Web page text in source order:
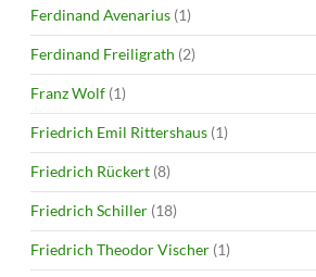
Ferdinand Avenarius (1)
Ferdinand Freiligrath (2)
Franz Wolf (1)
Friedrich Emil Rittershaus (1)
Friedrich Rückert (8)
Friedrich Schiller (18)
Friedrich Theodor Vischer (1)